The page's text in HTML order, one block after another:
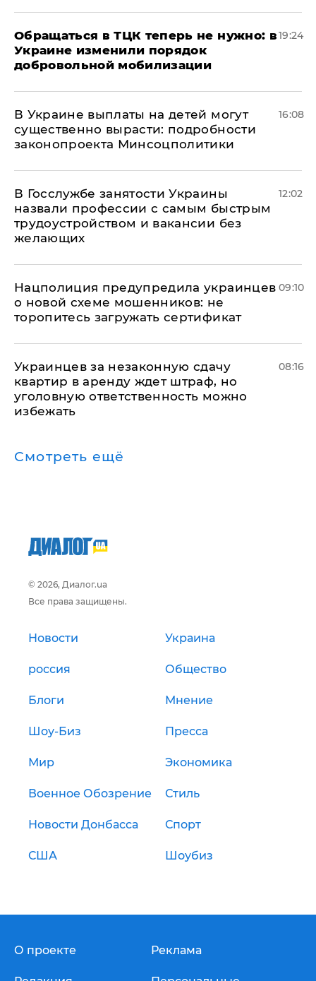
Обращаться в ТЦК теперь не нужно: в
Украине изменили порядок
добровольной мобилизации
19:24
В Украине выплаты на детей могут
существенно вырасти: подробности
законопроекта Минсоцполитики
16:08
В Госслужбе занятости Украины
назвали профессии с самым быстрым
трудоустройством и вакансии без
желающих
12:02
Нацполиция предупредила украинцев
о новой схеме мошенников: не
торопитесь загружать сертификат
09:10
Украинцев за незаконную сдачу
квартир в аренду ждет штраф, но
уголовную ответственность можно
избежать
08:16
Смотреть ещё
© 2026, Диалог.ua
Все права защищены.
Новости Украина
россия Общество
Блоги Мнение
Шоу-Биз Пресса
Мир Экономика
Военное Обозрение Стиль
Новости Донбасса Спорт
США Шоубиз
О проекте Реклама